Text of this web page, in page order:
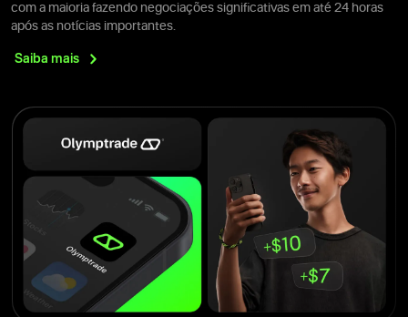
com a maioria fazendo negociações significativas em até 24 horas
após as notícias importantes.
Saiba mais